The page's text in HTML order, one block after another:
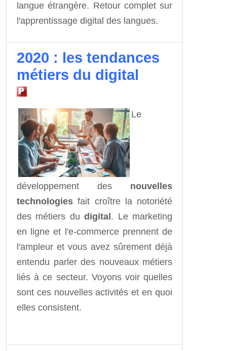
langue étrangère. Retour complet sur
l'apprentissage digital des langues.
2020 : les tendances
métiers du digital
Le
développement des nouvelles
technologies fait croître la notoriété
des métiers dudigital . Le marketing
en ligne et l'e-commerce prennent de
l'ampleur et vous avez sûrement déjà
entendu parler des nouveaux métiers
liés à ce secteur. Voyons voir quelles
sont ces nouvelles activités et en quoi
elles consistent.